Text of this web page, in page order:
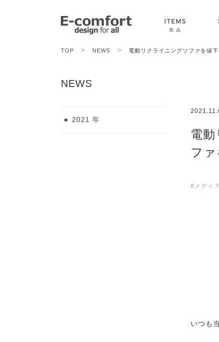
ITEMS
商 品
TOP > NEWS > 電動リクライニングソファを値
NEWS
2021 年
電
フ
#メディア
いつも